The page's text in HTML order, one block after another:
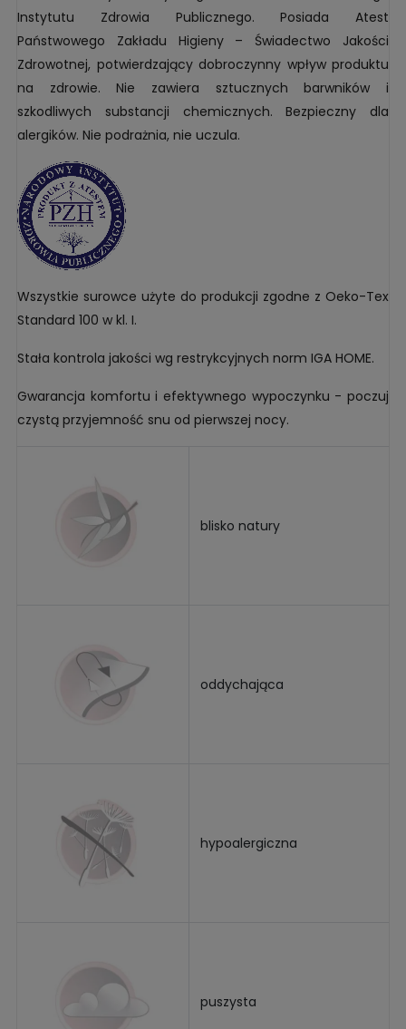
Instytutu Zdrowia Publicznego. Posiada Atest
Państwowego Zakładu Higieny – Świadectwo Jakości
Zdrowotnej, potwierdzający dobroczynny wpływ produktu
na zdrowie. Nie zawiera sztucznych barwników i
szkodliwych substancji chemicznych. Bezpieczny dla
alergików. Nie podrażnia, nie uczula.
Wszystkie surowce użyte do produkcji zgodne z Oeko-Tex
Standard 100 w kl. I.
Stała kontrola jakości wg restrykcyjnych norm IGA HOME.
Gwarancja komfortu i efektywnego wypoczynku - poczuj
czystą przyjemność snu od pierwszej nocy.
blisko natury
oddychająca
hypoalergiczna
puszysta